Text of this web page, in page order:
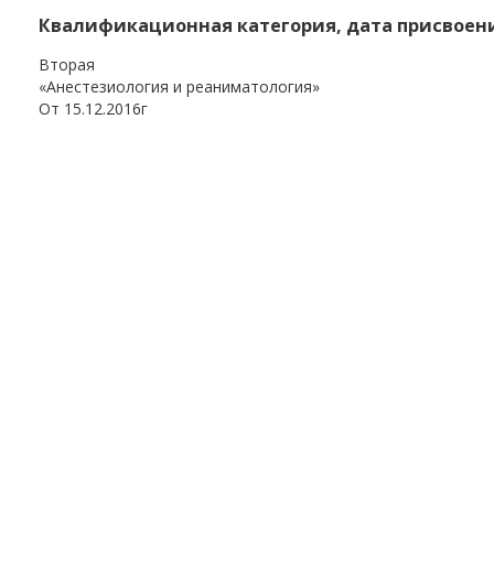
Квалификационная категория, дата
Вторая
«Анестезиология и реаниматология»
От 15.12.2016г